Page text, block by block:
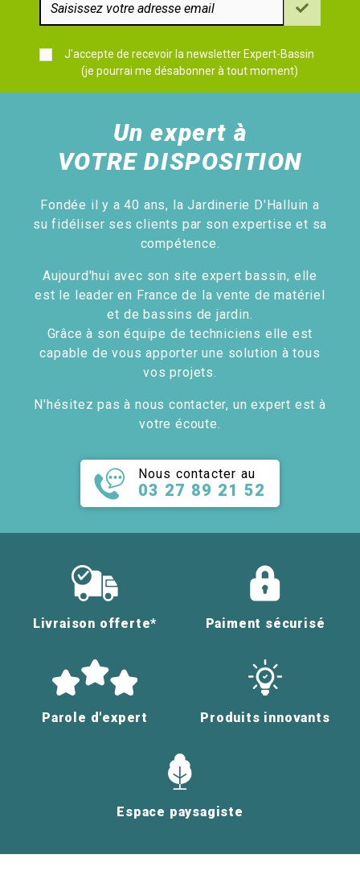
J'accepte de recevoir la newsletter Expert-Bassin
(je pourrai me désabonner à tout moment)
Un expert à
VOTRE DISPOSITION
Fondée il y a 40 ans, la Jardinerie D'Halluin a
su fidéliser ses clients par son expertise et sa
compétence.
Aujourd'hui avec son site expert bassin, elle
est le leader en France de la vente de matériel
et de bassins de jardin.
Grâce à son équipe de techniciens elle est
capable de vous apporter une solution à tous
vos projets.
N'hésitez pas à nous contacter, un expert est à
votre écoute.
Nous contacter au
03 27 89 21 52
Livraison offerte* Paiment sécurisé
Parole d'expert Produits innovants
Espace paysagiste